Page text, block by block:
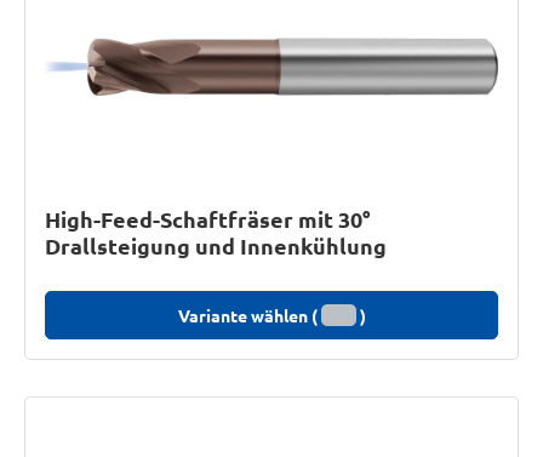
High-Feed-Schaftfräser mit 30°
Drallsteigung und Innenkühlung
Variante wählen ( )